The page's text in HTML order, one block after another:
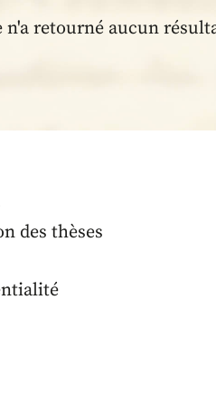
n'a retourné aucun
des thèses